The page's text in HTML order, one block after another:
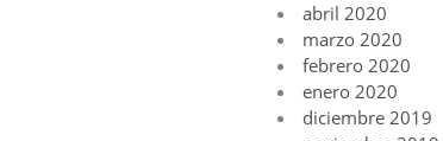
abril 2020
marzo 2020
febrero 2020
enero 2020
diciembre 2019